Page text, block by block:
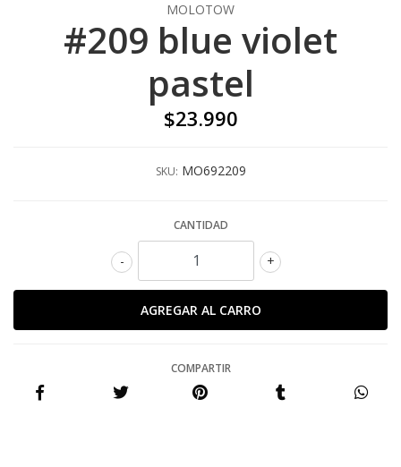
MOLOTOW
#209 blue violet
pastel
$23.990
SKU: MO692209
CANTIDAD
+
-
COMPARTIR